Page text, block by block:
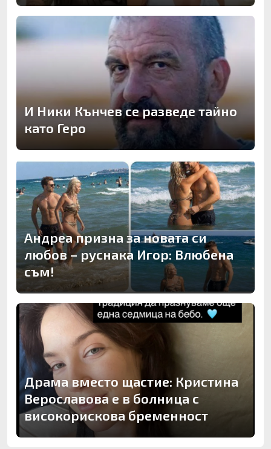
И Ники Кънчев се разведе тайно
като Геро
Андреа призна за новата си
любов – руснака Игор: Влюбена
съм!
Драма вместо щастие: Кристина
Верославова е в болница с
високорискова бременност